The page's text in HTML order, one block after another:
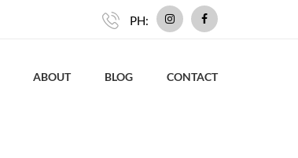
PH:
ABOUT BLOG CONTACT